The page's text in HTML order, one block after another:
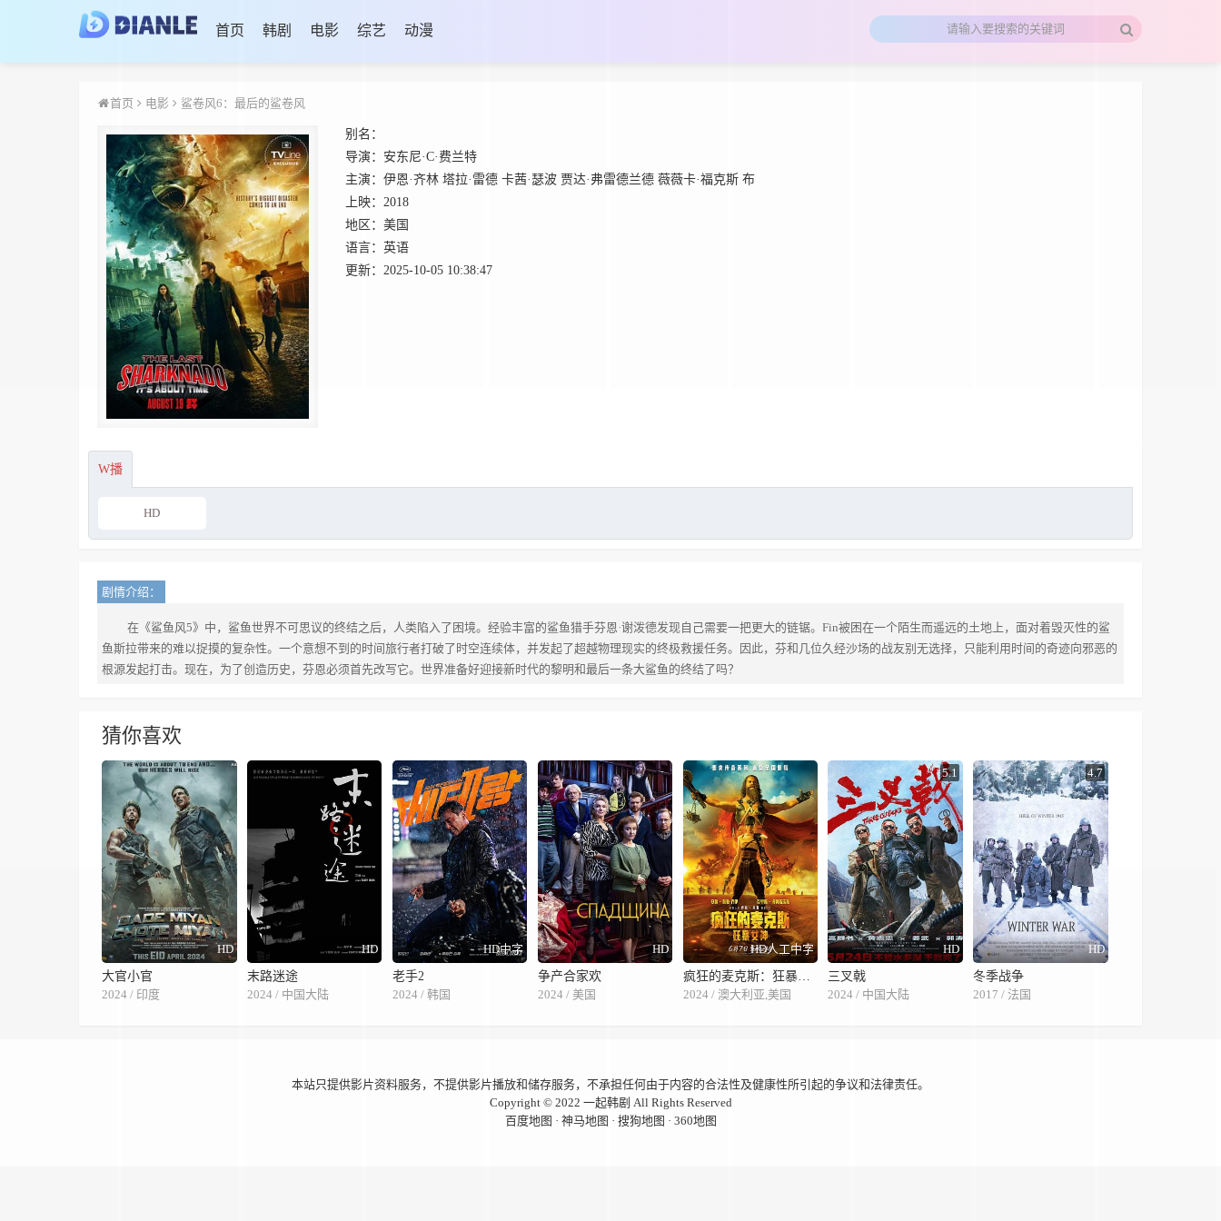
首页 韩剧 电影 综艺 动漫
首页 电影 鲨卷风6：最后的鲨卷风
别名：
导演： 安东尼·C·费兰特
主演： 伊恩·齐林 塔拉·雷德 卡茜·瑟波 贾达·弗雷德兰德 薇薇卡·福克斯 布
上映： 2018
地区： 美国
语言： 英语
更新： 2025-10-05 10:38:47
W播
HD
剧情介绍：
在《鲨鱼风5》中，鲨鱼世界不可思议的终结之后，人类陷入了困境。经验丰富的鲨鱼猎手芬恩·谢泼德发现自己需要一把更大的链锯。Fin被困在一个陌生而遥远的土地上，面对着毁灭性的鲨
鱼斯拉带来的难以捉摸的复杂性。一个意想不到的时间旅行者打破了时空连续体，并发起了超越物理现实的终极救援任务。因此，芬和几位久经沙场的战友别无选择，只能利用时间的奇迹向邪恶的
根源发起打击。现在，为了创造历史，芬恩必须首先改写它。世界准备好迎接新时代的黎明和最后一条大鲨鱼的终结了吗？
猜你喜欢
HD
大官小官
2024 / 印度
HD
末路迷途
2024 / 中国大陆
HD中字
老手2
2024 / 韩国
HD
争产合家欢
2024 / 美国
HD人工中字
疯狂的麦克斯：狂暴女神
2024 / 澳大利亚,美国
HD
5.1
三叉戟
2024 / 中国大陆
HD
4.7
冬季战争
2017 / 法国
本站只提供影片资料服务，不提供影片播放和储存服务，不承担任何由于内容的合法性及健康性所引起的争议和法律责任。
Copyright © 2022 一起韩剧 All Rights Reserved
百度地图 · 神马地图 · 搜狗地图 · 360地图